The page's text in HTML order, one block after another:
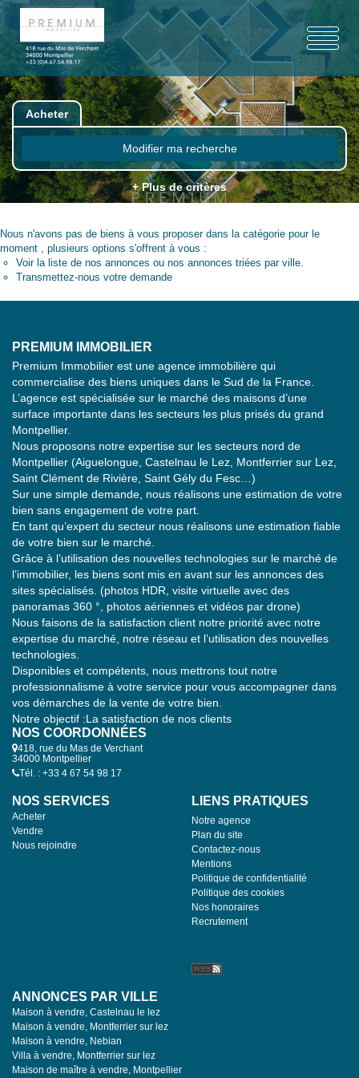
Acheter
Modifier ma recherche
+ Plus de critères
Nous n'avons pas de biens à vous proposer dans la catégorie pour le
moment , plusieurs options s'offrent à vous :
Voir la liste de nos annonces ou nos annonces triées par ville.
Transmettez-nous votre demande
PREMIUM IMMOBILIER
Premium Immobilier est une agence immobilière qui
commercialise des biens uniques dans le Sud de la France.
L’agence est spécialisée sur le marché des maisons d’une
surface importante dans les secteurs les plus prisés du grand
Montpellier.
Nous proposons notre expertise sur les secteurs nord de
Montpellier (Aiguelongue, Castelnau le Lez, Montferrier sur Lez,
Saint Clément de Rivière, Saint Gély du Fesc…)
Sur une simple demande, nous réalisons une estimation de votre
bien sans engagement de votre part.
En tant qu’expert du secteur nous réalisons une estimation fiable
de votre bien sur le marché.
Grâce à l’utilisation des nouvelles technologies sur le marché de
l’immobilier, les biens sont mis en avant sur les annonces des
sites spécialisés. (photos HDR, visite virtuelle avec des
panoramas 360 °, photos aériennes et vidéos par drone)
Nous faisons de la satisfaction client notre priorité avec notre
expertise du marché, notre réseau et l’utilisation des nouvelles
technologies.
Disponibles et compétents, nous mettrons tout notre
professionnalisme à votre service pour vous accompagner dans
vos démarches de la vente de votre bien.
Notre objectif :La satisfaction de nos clients
NOS COORDONNÉES
418, rue du Mas de Verchant
34000 Montpellier
Tél. : +33 4 67 54 98 17
NOS SERVICES
Acheter
Vendre
Nous rejoindre
LIENS PRATIQUES
Notre agence
Plan du site
Contactez-nous
Mentions
Politique de confidentialité
Politique des cookies
Nos honoraires
Recrutement
ANNONCES PAR VILLE
Maison à vendre, Castelnau le lez
Maison à vendre, Montferrier sur lez
Maison à vendre, Nebian
Villa à vendre, Montferrier sur lez
Maison de maître à vendre, Montpellier